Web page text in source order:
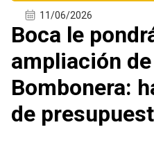
11/06/2026
Boca le
ampliación
Bombonera:
de